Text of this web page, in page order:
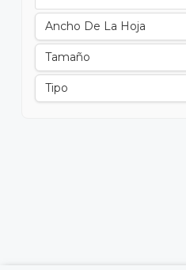
Ancho De La Hoja
Tamaño
Tipo